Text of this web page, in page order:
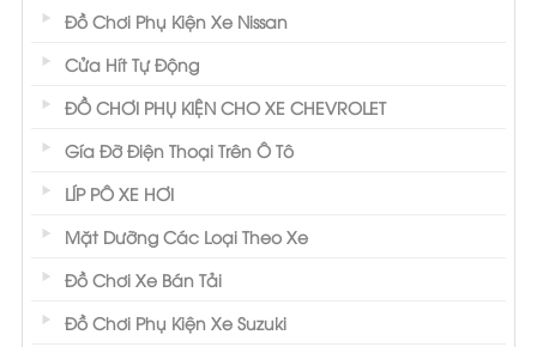
Đồ Chơi Phụ Kiện Xe Nissan
Cửa Hít Tự Động
ĐỒ CHƠI PHỤ KIỆN CHO XE CHEVROLET
Gía Đỡ Điện Thoại Trên Ô Tô
LÍP PÔ XE HƠI
Mặt Dưỡng Các Loại Theo Xe
Đồ Chơi Xe Bán Tải
Đồ Chơi Phụ Kiện Xe Suzuki